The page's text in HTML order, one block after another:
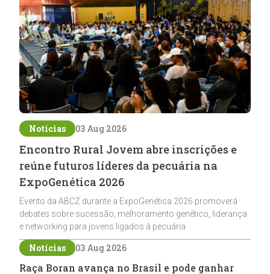
Notícias 03 Aug 2026
Encontro Rural Jovem abre inscrições e
reúne futuros líderes da pecuária na
ExpoGenética 2026
Evento da ABCZ durante a ExpoGenética 2026 promoverá
debates sobre sucessão, melhoramento genético, liderança
e networking para jovens ligados à pecuária
Notícias 03 Aug 2026
Raça Boran avança no Brasil e pode ganhar